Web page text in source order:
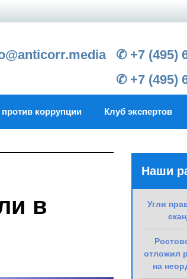
✆ +7 (495)
✆ +7 (495)
против коррупции Клуб экспертов
в
Наши
Угли
отложил
на